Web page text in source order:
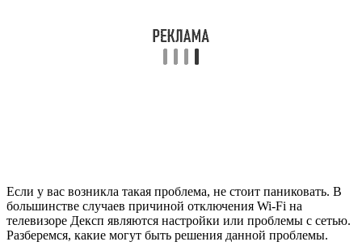
Если у вас возникла такая проблема, не стоит паниковать. В
большинстве случаев причиной отключения Wi-Fi на
телевизоре Дексп являются настройки или проблемы с сетью.
Разберемся, какие могут быть решения данной проблемы.